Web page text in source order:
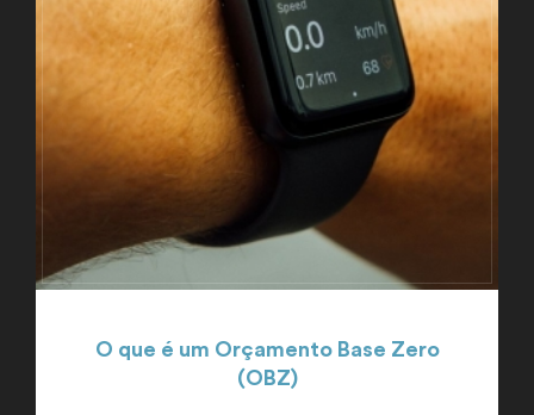
O que é um Orçamento Base Zero
(OBZ)